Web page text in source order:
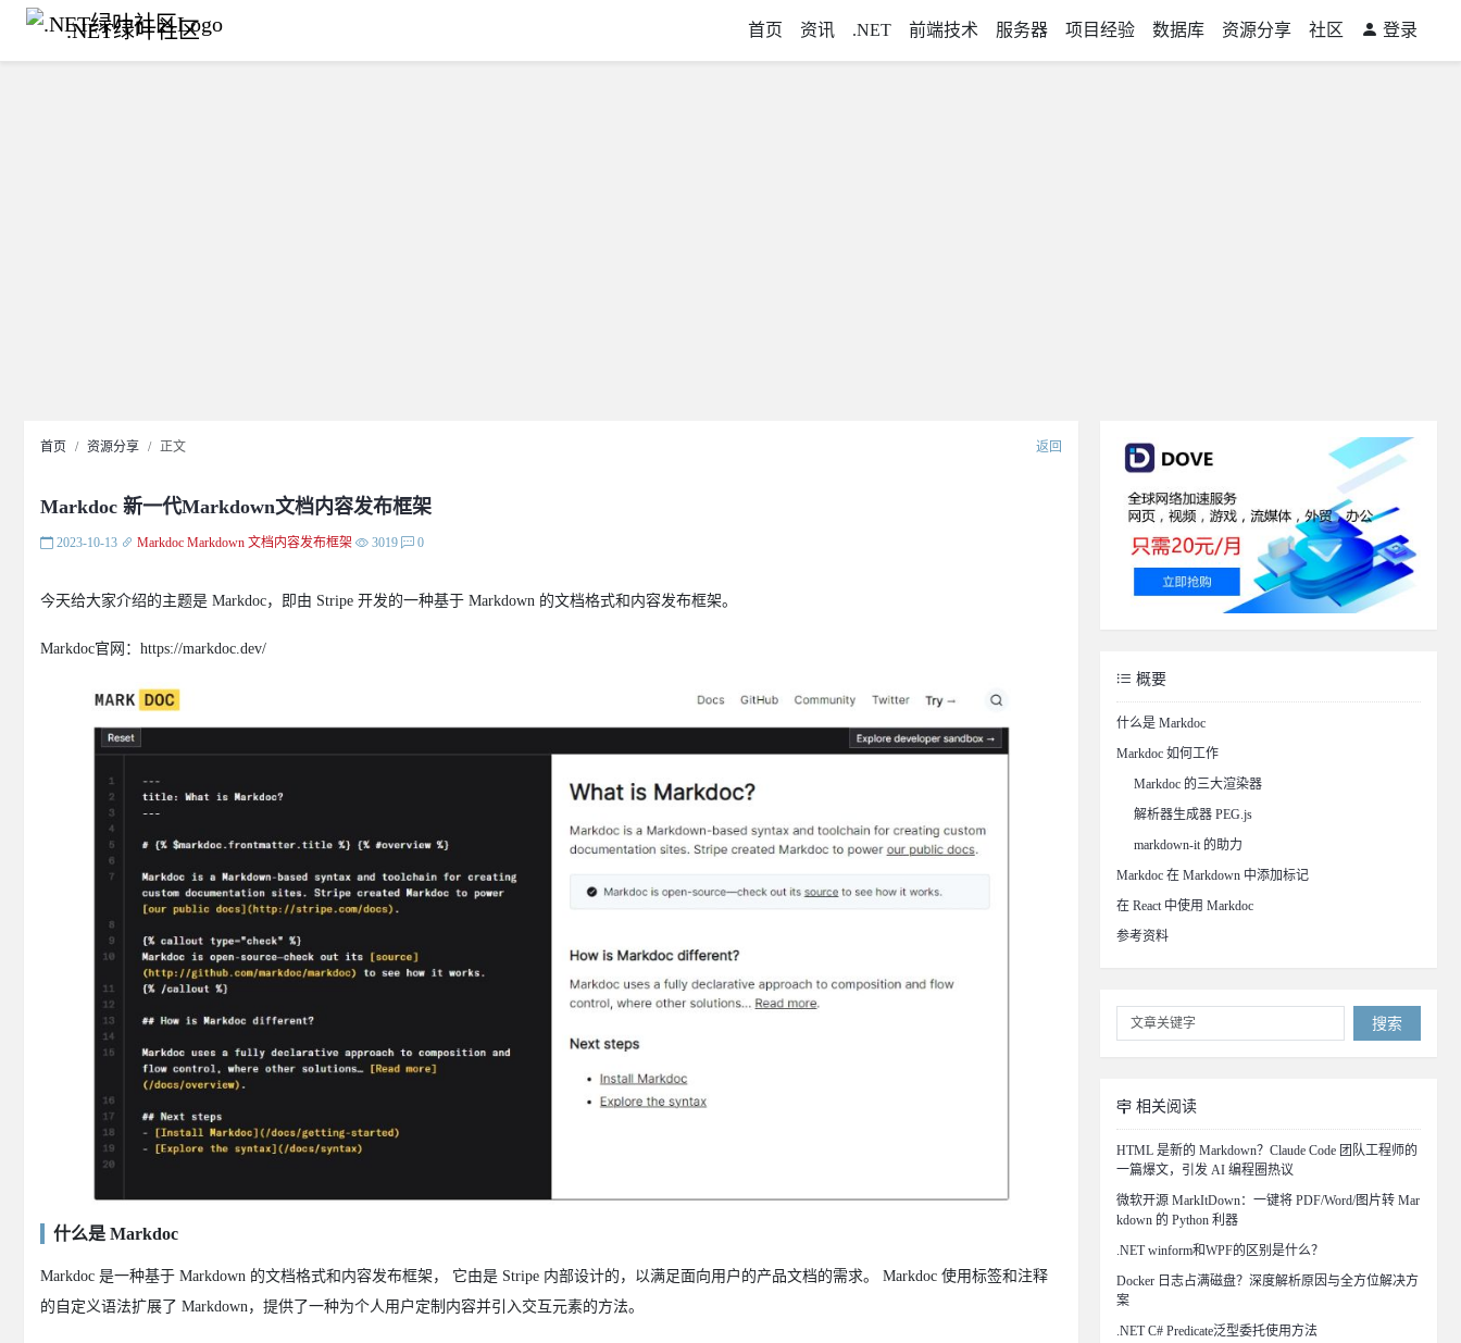
.NET绿叶社区 首页 资讯 .NET 前端技术 服务器 项目经验 数据库 资源分享 社区 登录
首页 资源分享 正文 返回
Markdoc 新一代Markdown文档内容发布框架
2023-10-13 Markdoc Markdown 文档内容发布框架 3019 0
今天给大家介绍的主题是 Markdoc，即由 Stripe 开发的一种基于 Markdown 的文档格式和内容发布框架。
Markdoc官网：https://markdoc.dev/
什么是 Markdoc
Markdoc 是一种基于 Markdown 的文档格式和内容发布框架， 它由是 Stripe 内部设计的，以满足面向用户的产品文档的需求。 Markdoc 使用标签和注释
的自定义语法扩展了 Markdown，提供了一种为个人用户定制内容并引入交互元素的方法。
概要
什么是 Markdoc
Markdoc 如何工作
Markdoc 的三大渲染器
解析器生成器 PEG.js
markdown-it 的助力
Markdoc 在 Markdown 中添加标记
在 React 中使用 Markdoc
参考资料
搜索
相关阅读
HTML 是新的 Markdown？Claude Code 团队工程师的
一篇爆文，引发 AI 编程圈热议
微软开源 MarkItDown：一键将 PDF/Word/图片转 Mar
kdown 的 Python 利器
.NET winform和WPF的区别是什么？
Docker 日志占满磁盘？深度解析原因与全方位解决方
案
.NET C# Predicate泛型委托使用方法